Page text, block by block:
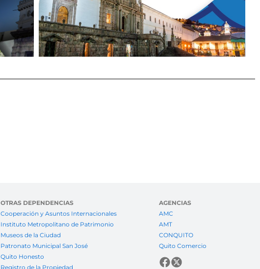
OTRAS DEPENDENCIAS
Cooperación y Asuntos Internacionales
Instituto Metropolitano de Patrimonio
Museos de la Ciudad
Patronato Municipal San José
Quito Honesto
Registro de la Propiedad
AGENCIAS
AMC
AMT
CONQUITO
Quito Comercio